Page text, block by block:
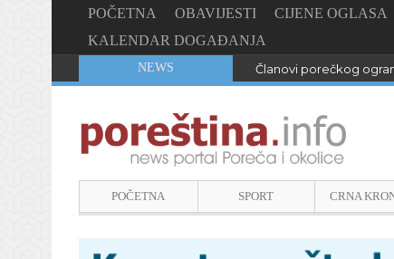
POČETNA OBAVIJESTI CIJENE OGLASA
KALENDAR DOGAĐANJA
NEWS Članovi porečkog
POČETNA SPORT CRNA